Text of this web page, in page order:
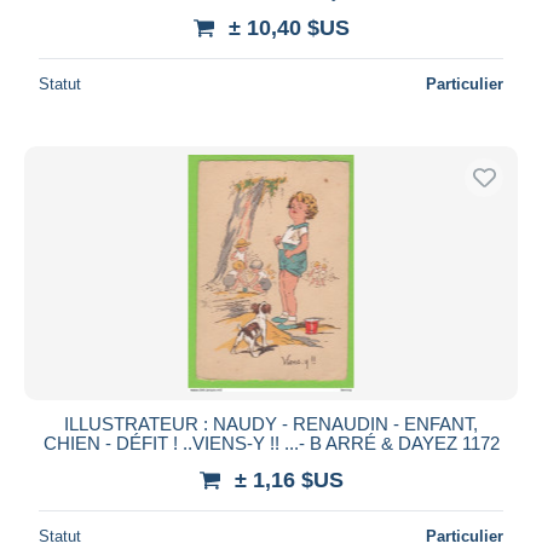
± 10,40 $US
Statut Particulier
ILLUSTRATEUR : NAUDY - RENAUDIN - ENFANT,
CHIEN - DÉFIT ! ..VIENS-Y !! ...- B ARRÉ & DAYEZ 1172
± 1,16 $US
Statut Particulier